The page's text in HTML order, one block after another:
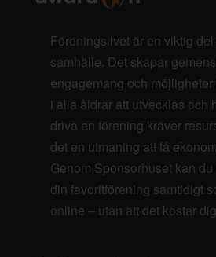
Föreningslivet är en viktig
samhälle. Det skapar
engagemang och
i alla åldrar att utvecklas och
driva en förening kräver
det en utmaning att få
Genom Sponsorhuset kan
din favoritförening samtidigt
online – utan att det kostar